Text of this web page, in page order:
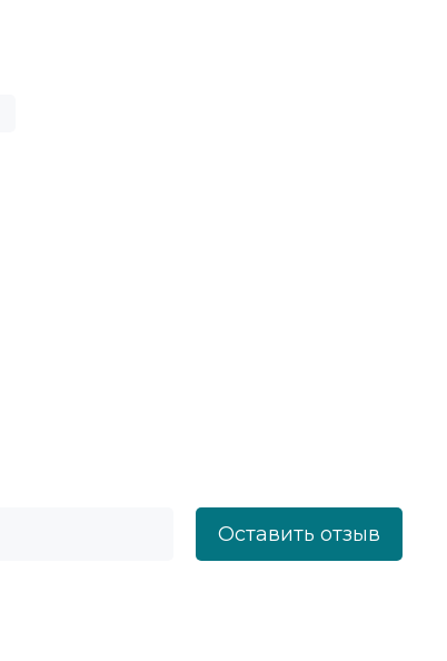
Оставить отзыв